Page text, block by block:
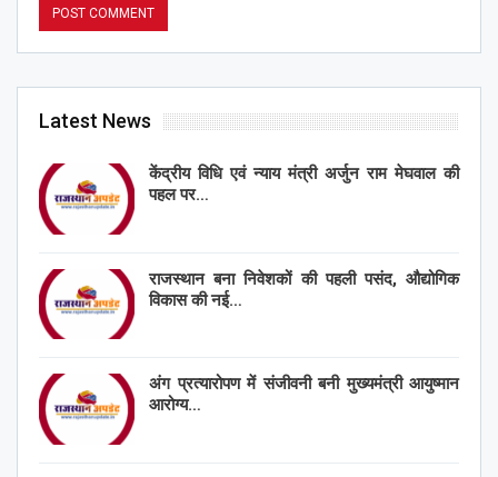
Latest News
केंद्रीय विधि एवं न्याय मंत्री अर्जुन राम मेघवाल की
पहल पर…
राजस्थान बना निवेशकों की पहली पसंद, औद्योगिक
विकास की नई…
अंग प्रत्यारोपण में संजीवनी बनी मुख्यमंत्री आयुष्मान
आरोग्य…